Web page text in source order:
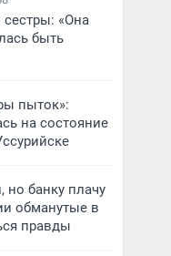
«Она
быть
пыток»:
на состояние
банку плачу
обманутые в
правды